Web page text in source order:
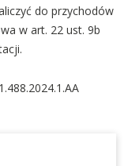
do przychodów
w art. 22 ust. 9b